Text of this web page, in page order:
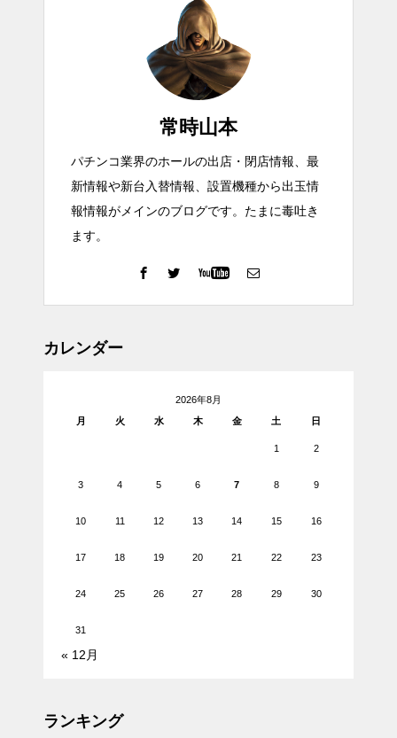
常時山本
パチンコ業界のホールの出店・閉店情報、最
新情報や新台入替情報、設置機種から出玉情
報情報がメインのブログです。たまに毒吐き
ます。
カレンダー
2026年8月
月
火 水 木 金 土 日
1 2
3 4 5 6 7 8 9
10 11 12 13 14 15 16
17 18 19 20 21 22 23
24 25 26 27 28 29 30
31
« 12月
ランキング